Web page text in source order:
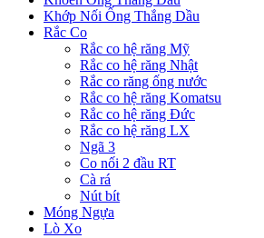
Khớp Nối Ống Thắng Dầu
Rắc Co
Rắc co hệ răng Mỹ
Rắc co hệ răng Nhật
Rắc co răng ống nước
Rắc co hệ răng Komatsu
Rắc co hệ răng Đức
Rắc co hệ răng LX
Ngã 3
Co nối 2 đầu RT
Cà rá
Nút bít
Móng Ngựa
Lò Xo